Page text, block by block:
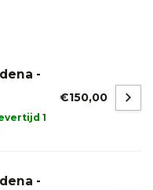
-
1
€150,00
-